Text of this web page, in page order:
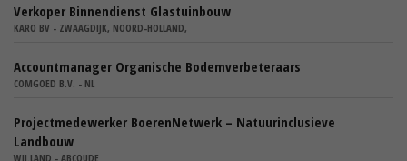
Verkoper Binnendienst Glastuinbouw
KARO BV - ZWAAGDIJK, NOORD-HOLLAND,
Accountmanager Organische Bodemverbeteraars
COMGOED B.V. - NL
Projectmedewerker BoerenNetwerk – Natuurinclusieve
Landbouw
WIJ.LAND - ABCOUDE